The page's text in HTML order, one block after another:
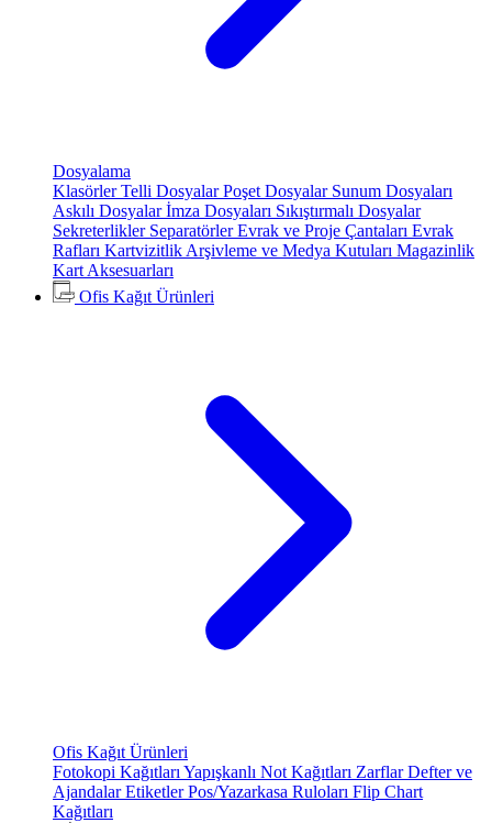
Dosyalama
KlasörlerTelli DosyalarPoşet Dosyalar Sunum Dosyaları
Askılı Dosyalarİmza Dosyaları Sıkıştırmalı Dosyalar
Sekreterlikler SeparatörlerEvrak ve Proje Çantaları Evrak
Rafları Kartvizitlik Arşivleme ve Medya Kutuları Magazinlik
Kart Aksesuarları
Ofis Kağıt Ürünleri
Ofis Kağıt Ürünleri
Fotokopi Kağıtları Yapışkanlı Not Kağıtları ZarflarDefter ve
AjandalarEtiketlerPos/Yazarkasa Ruloları Flip Chart
Kağıtları